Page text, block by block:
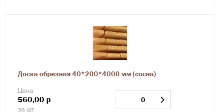
Доска обрезная 40*200*4000 мм (сосна)
Цена
560,00 р
за шт